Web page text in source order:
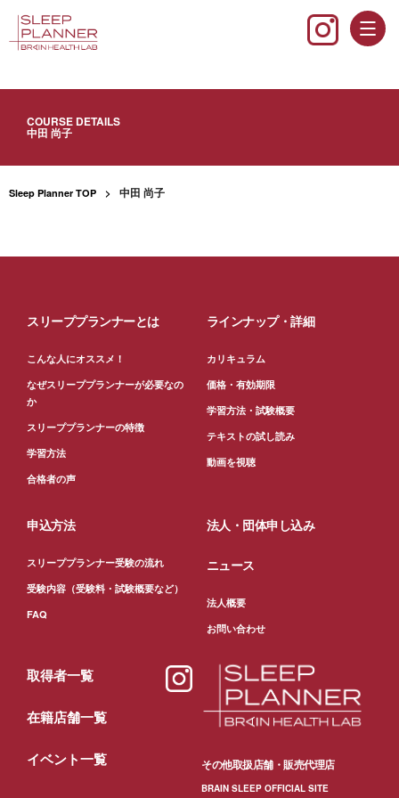
COURSE DETAILS
中田 尚子
Sleep Planner TOP 中田 尚子
スリーププランナーとは
こんな人にオススメ！
なぜスリーププランナーが必要なの
か
スリーププランナーの特徴
学習方法
合格者の声
ラインナップ・詳細
カリキュラム
価格・有効期限
学習方法・試験概要
テキストの試し読み
動画を視聴
申込方法
スリーププランナー受験の流れ
受験内容（受験料・試験概要など）
FAQ
法人・団体申し込み
ニュース
法人概要
お問い合わせ
取得者一覧
在籍店舗一覧
イベント一覧 その他取扱店舗・販売代理店
BRAIN SLEEP OFFICIAL SITE